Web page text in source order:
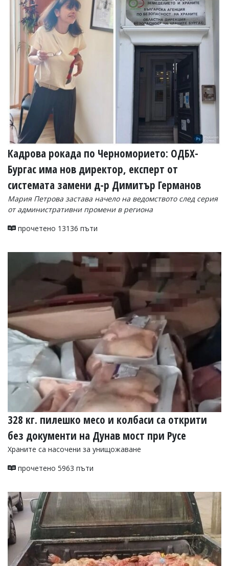
Кадрова рокада по Черноморието: ОДБХ-
Бургас има нов директор, експерт от
системата замени д-р Димитър Германов
Мария Петрова застава начело на ведомството след серия
от административни промени в региона
прочетено 13136 пъти
328 кг. пилешко месо и колбаси са открити
без документи на Дунав мост при Русе
Храните са насочени за унищожаване
прочетено 5963 пъти